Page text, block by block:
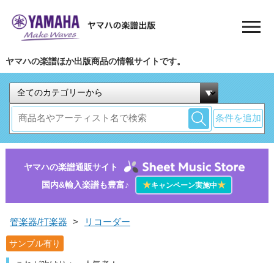
ヤマハの楽譜ほか出版商品の情報サイトです。
条件を追加
ヤマハの楽譜通販サイト
国内&輸入楽譜も豊富♪
★キャンペーン実施中★
管楽器/打楽器 > リコーダー
サンプル有り